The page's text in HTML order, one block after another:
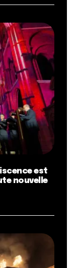
est
nouvelle